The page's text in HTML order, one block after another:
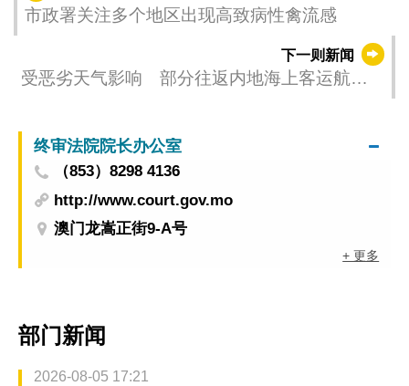
市政署关注多个地区出现高致病性禽流感
下一则新闻
受恶劣天气影响 部分往返内地海上客运航班
终审法院院长办公室
（853）8298 4136
http://www.court.gov.mo
澳门龙嵩正街9-A号
+ 更多
部门新闻
2026-08-05 17:21